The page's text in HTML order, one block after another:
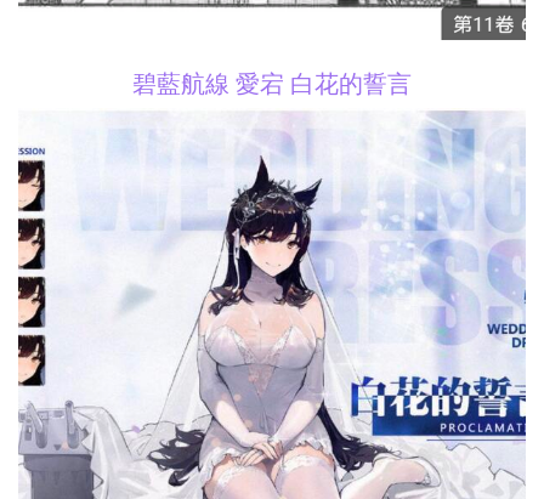
碧藍航線 愛宕 白花的誓言